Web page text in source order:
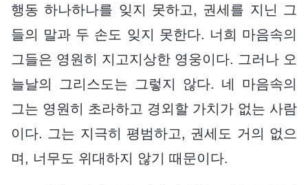
행동 하나하나를 잊지 못하고, 권세를 지닌 그
들의 말과 두 손도 잊지 못한다. 너희 마음속의
그들은 영원히 지고지상한 영웅이다. 그러나 오
늘날의 그리스도는 그렇지 않다. 네 마음속의
그는 영원히 초라하고 경외할 가치가 없는 사람
이다. 그는 지극히 평범하고, 권세도 거의 없으
며, 너무도 위대하지 않기 때문이다.